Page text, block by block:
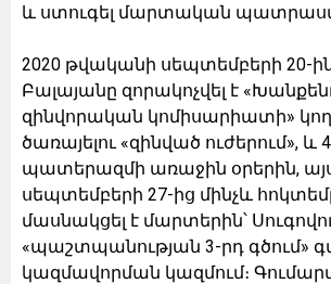
և ստուգել մարտական
2020 թվականի սեպտեմբերի 20-
Բալայանը զորակոչվել է
զինվորական կոմիսարիատի»
ծառայելու «զինված ուժերում», և
պատերազմի առաջին օրերին,
սեպտեմբերի 27-ից մինչև
մասնակցել է մարտերին՝
«պաշտպանության 3-րդ գծում»
կազմավորման կազմում։